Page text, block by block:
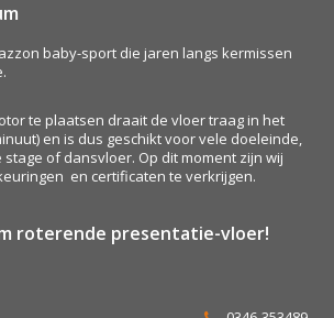
baby-sport die jaren langs kermissen
te plaatsen draait de vloer traag in het
en is dus geschikt voor vele doeleinde,
of dansvloer. Op dit moment zijn wij
en certificaten te verkrijgen.
roterende presentatie-vloer!